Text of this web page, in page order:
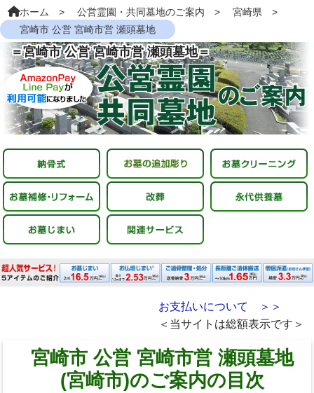
ホーム 公営霊園・共同墓地のご案内
宮崎県
宮崎市 公営 宮崎市営 瀬頭墓地
＝宮崎市 公営 宮崎市営 瀬頭墓地＝
お支払いについて ＞＞
＜当サイトは総額表示です＞
宮崎市 公営 宮崎市営 瀬頭墓地
(宮崎市)のご案内の目次